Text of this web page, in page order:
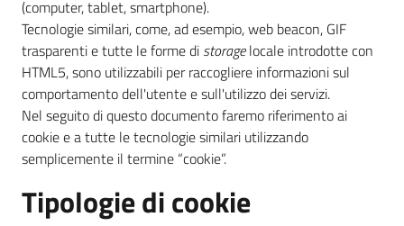
(computer, tablet, smartphone).
Tecnologie similari, come, ad esempio, web beacon, GIF
trasparenti e tutte le forme di storagelocale introdotte con
HTML5, sono utilizzabili per raccogliere informazioni sul
comportamento dell'utente e sull'utilizzo dei servizi.
Nel seguito di questo documento faremo riferimento ai
cookie e a tutte le tecnologie similari utilizzando
semplicemente il termine “cookie”.
Tipologie di cookie